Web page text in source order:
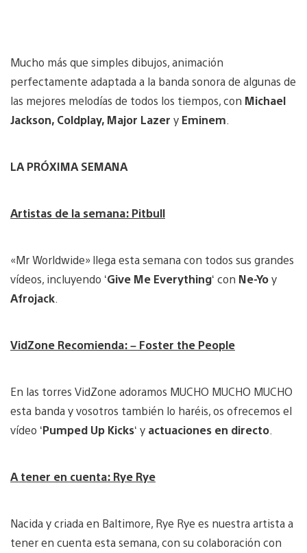
Mucho más que simples dibujos, animación
perfectamente adaptada a la banda sonora de algunas de
las mejores melodías de todos los tiempos, con Michael
Jackson, Coldplay, Major Lazer y Eminem
LA PRÓXIMA SEMANA
Artistas de la semana: Pitbull
«Mr Worldwide» llega esta semana con todos sus grandes
vídeos, incluyendo ‘Give Me Everything‘ con Ne-Yoy
Afrojack
VidZone Recomienda: – Foster the People
En las torres VidZone adoramos MUCHO MUCHO MUCHO
esta banda y vosotros también lo haréis, os ofrecemos el
vídeo ‘Pumped Up Kicks‘ y actuaciones en directo
A tener en cuenta: Rye Rye
Nacida y criada en Baltimore, Rye Rye es nuestra artista a
tener en cuenta esta semana, con su colaboración con